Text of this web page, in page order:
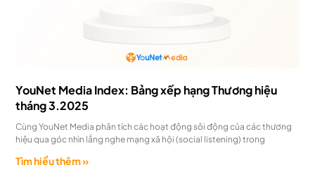
YouNet Media Index: Bảng xếp hạng Thương hiệu
tháng 3.2025
Cùng YouNet Media phân tích các hoạt động sôi động của các thương
hiệu qua góc nhìn lắng nghe mạng xã hội (social listening) trong
Tìm hiểu thêm »